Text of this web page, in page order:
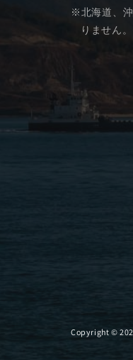
※北海道、
りません
Copyright ©